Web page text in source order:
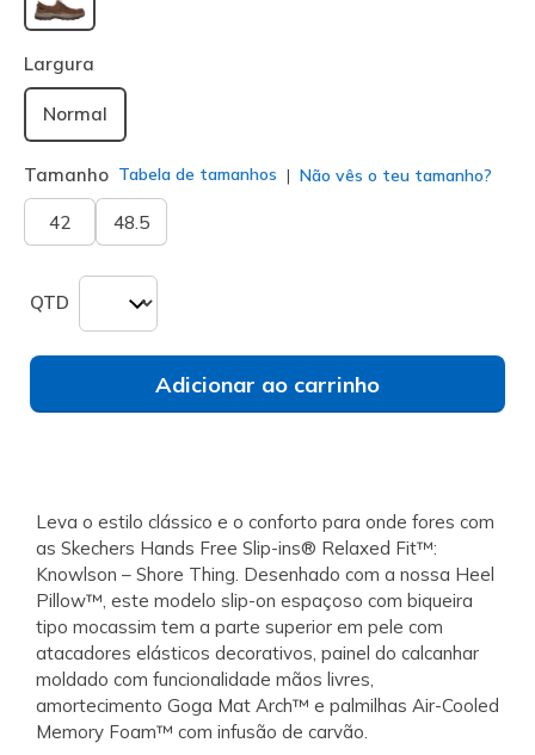
selecionado
Largura
Normal
Tamanho Tabela de tamanhos Não vês o teu tamanho?
42 48.5
QTD
Adicionar ao carrinho
Leva o estilo clássico e o conforto para onde fores com
as Skechers Hands Free Slip-ins® Relaxed Fit™:
Knowlson – Shore Thing. Desenhado com a nossa Heel
Pillow™, este modelo slip-on espaçoso com biqueira
tipo mocassim tem a parte superior em pele com
atacadores elásticos decorativos, painel do calcanhar
moldado com funcionalidade mãos livres,
amortecimento Goga Mat Arch™ e palmilhas Air-Cooled
Memory Foam™ com infusão de carvão.